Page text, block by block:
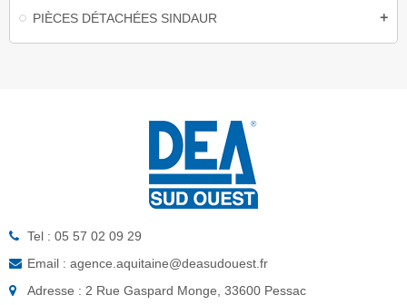
PIÈCES DÉTACHÉES SINDAUR
add
Tel : 05 57 02 09 29
Email : agence.aquitaine@deasudouest.fr
Adresse : 2 Rue Gaspard Monge, 33600 Pessac